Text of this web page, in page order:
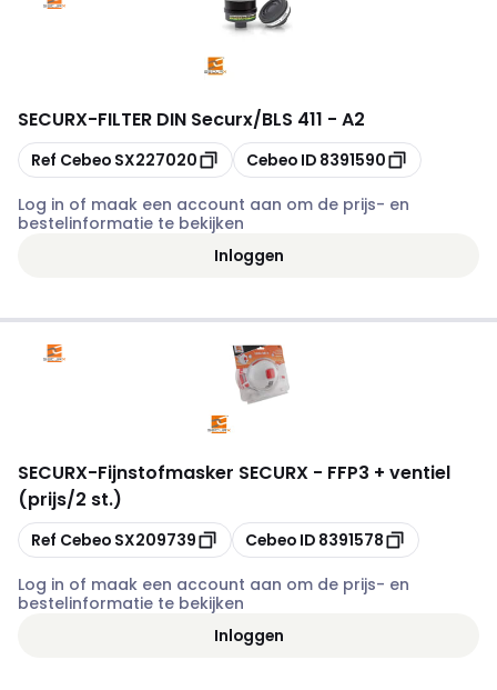
SECURX-FILTER DIN Securx/BLS 411 - A2
Kopiëren
Ref Cebeo SX227020 Kopiëren
Cebeo ID 8391590
Log in of maak een account aan om de prijs- en
bestelinformatie te bekijken
Inloggen
SECURX-Fijnstofmasker SECURX - FFP3 + ventiel
(prijs/2 st.)
Kopiëren
Ref Cebeo SX209739 Kopiëren
Cebeo ID 8391578
Log in of maak een account aan om de prijs- en
bestelinformatie te bekijken
Inloggen